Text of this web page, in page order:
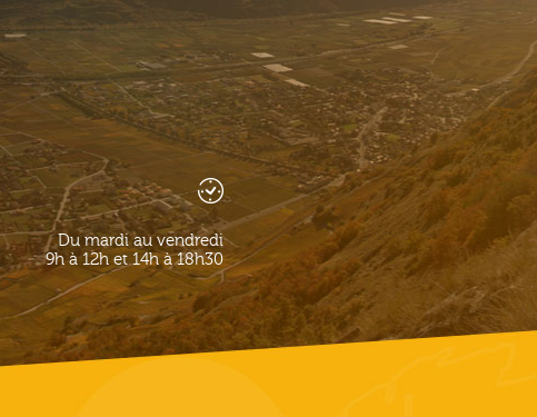
Du mardi au vendredi
9h à 12h et 14h à 18h30